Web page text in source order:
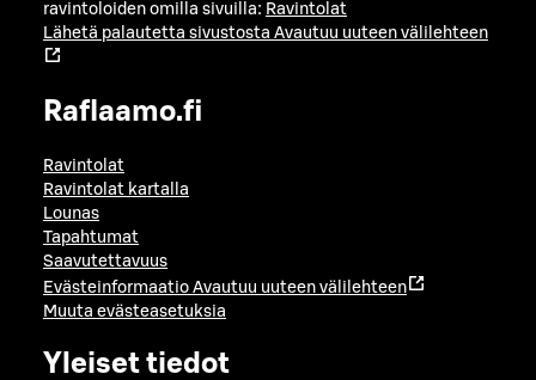
ravintoloiden omilla sivuilla: Ravintolat
Lähetä palautetta sivustosta Avautuu uuteen välilehteen
Raflaamo.fi
Ravintolat
Ravintolat kartalla
Lounas
Tapahtumat
Saavutettavuus
Evästeinformaatio Avautuu uuteen välilehteen
Muuta evästeasetuksia
Yleiset tiedot